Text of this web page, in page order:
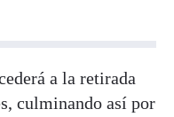
a la retirada
culminando así por